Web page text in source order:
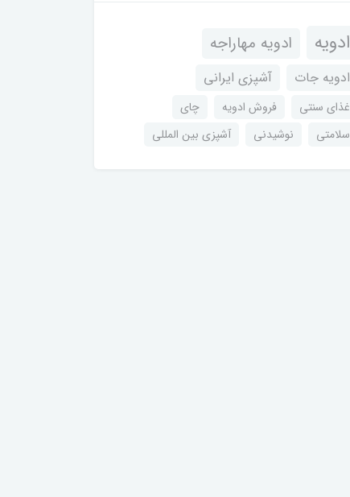
ادویه ادویه مهاراجه
ادویه جات آشپزی ایرانی
غذای سنتی فروش ادویه
چای
سلامتی
نوشیدنی آشپزی بین المللی